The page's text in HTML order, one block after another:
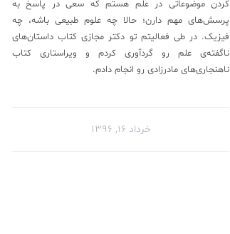
کردن موضوعاتی در علم هستم که سعی در پاسخ به
پرسش‌های مهم دارن؛ حالا چه علوم طبیعی باشه، چه
فیزیک. در طی فعالیتم تو دکتر مجازی کتاب داستان‌های
ناگفته‌ی علم رو گردآوری کردم‌ و ویراستاری کتاب
ناهنجاری‌های مادرزادی رو انجام دادم.
خرداد ۱۶, ۱۳۹۶